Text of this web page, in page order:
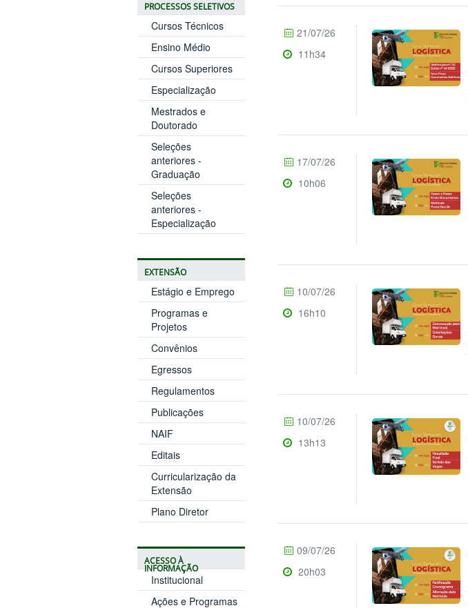
PROCESSOS SELETIVOS
Cursos Técnicos
Ensino Médio
Cursos Superiores
Especialização
Mestrados e
Doutorado
Seleções
anteriores -
Graduação
Seleções
anteriores -
Especialização
EXTENSÃO
Estágio e Emprego
Programas e
Projetos
Convênios
Egressos
Regulamentos
Publicações
NAIF
Editais
Curricularização da
Extensão
Plano Diretor
ACESSO À
INFORMAÇÃO
Institucional
Ações e Programas
21/07/26
11h34
17/07/26
10h06
10/07/26
16h10
10/07/26
13h13
09/07/26
20h03